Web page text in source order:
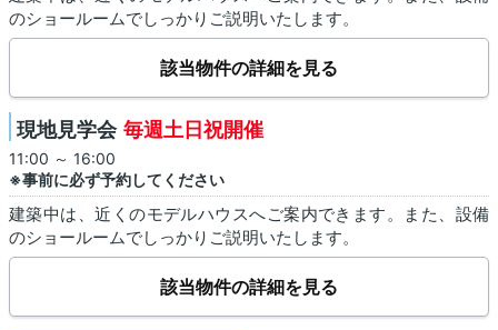
のショールームでしっかりご説明いたします。
該当物件の詳細を見る
現地見学会 毎週土日祝開催
11:00 ～ 16:00
※事前に必ず予約してください
建築中は、近くのモデルハウスへご案内できます。また、設備
のショールームでしっかりご説明いたします。
該当物件の詳細を見る